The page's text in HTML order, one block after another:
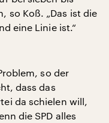
so Koß. „Das ist die
eine Linie ist.“
so der
dass das
da schielen will,
die SPD alles